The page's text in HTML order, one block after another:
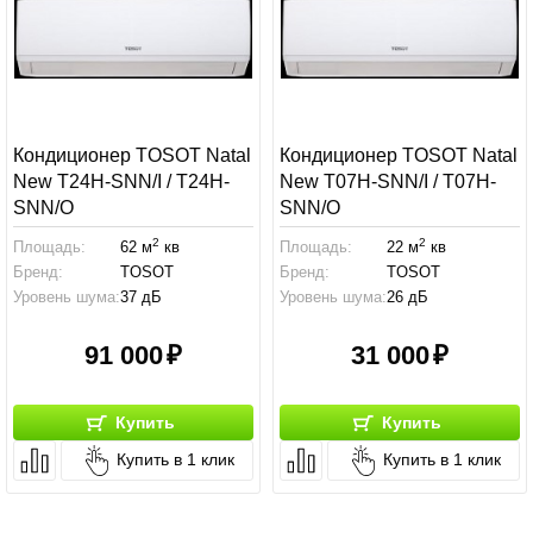
Кондиционер TOSOT Natal
New T24H-SNN/I / T24H-
SNN/O
Площадь: 62 м2 кв
Бренд:
TOSOT
Уровень шума:37 дБ
91 000
Купить
Купить в 1 клик
Кондиционер TOSOT Natal
New T07H-SNN/I / T07H-
SNN/O
Площадь: 22 м2 кв
Бренд:
TOSOT
Уровень шума:26 дБ
31 000
Купить
Купить в 1 клик